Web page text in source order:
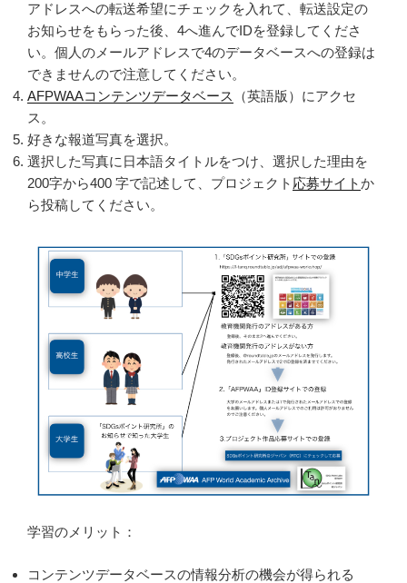
アドレスへの転送希望にチェックを入れて、転送設定の
お知らせをもらった後、4へ進んでIDを登録してくださ
い。個人のメールアドレスで4のデータベースへの登録は
できませんので注意してください。
AFPWAAコンテンツデータベース
（英語版）にアクセ
ス。
好きな報道写真を選択。
選択した写真に日本語タイトルをつけ、選択した理由を
200字から400 字で記述して、プロジェクト 応募サイトか
ら投稿してください。
学習のメリット：
コンテンツデータベースの情報分析の機会が得られる